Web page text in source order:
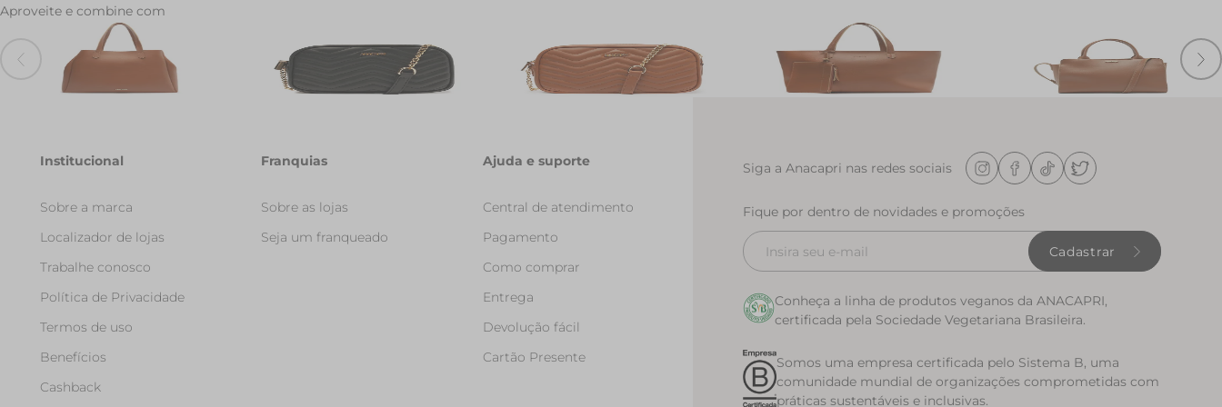
Aproveite e combine com
Bolsa Shopping Grande Minimal
Marrom
R$ 289,90
Bolsa Tiracolo Media Matelasse Zig
Zag Preta
R$ 199,90
Bolsa Tiracolo Media Matelasse Zig
Zag Marrom
R$ 199,90
Bolsa Shopping Grande Com Pouch
Marrom
R$ 279,90
Bolsa Tote Media Basic Marrom
R$ 279,90
Institucional
Sobre a marca
Localizador de lojas
Trabalhe conosco
Política de Privacidade
Termos de uso
Benefícios
Cashback
Franquias
Sobre as lojas
Seja um franqueado
Ajuda e suporte
Central de atendimento
Pagamento
Como comprar
Entrega
Devolução fácil
Cartão Presente
Siga a Anacapri nas redes sociais
Fique por dentro de novidades e promoções
Cadastrar
Conheça a linha de produtos veganos da ANACAPRI,
certificada pela Sociedade Vegetariana Brasileira.
Somos uma empresa certificada pelo Sistema B, uma
comunidade mundial de organizações comprometidas com
práticas sustentáveis e inclusivas.